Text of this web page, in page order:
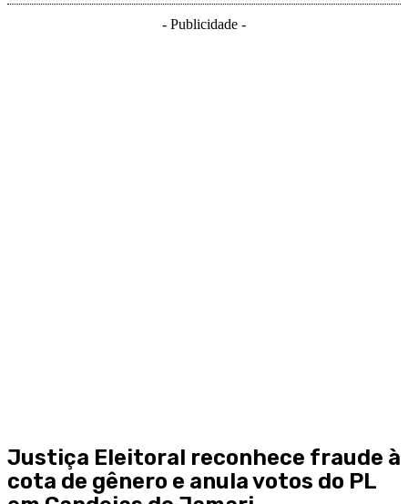
- Publicidade -
Justiça Eleitoral reconhece fraude à
cota de gênero e anula votos do PL